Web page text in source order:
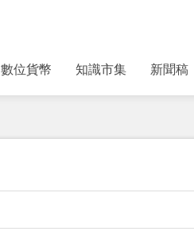
數位貨幣 知識市集 新聞稿